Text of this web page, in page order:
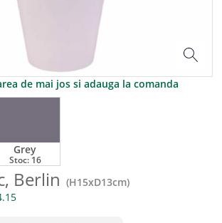
de mai jos si adauga la comanda
Grey
Stoc: 16
Berlin (H15xD13cm)